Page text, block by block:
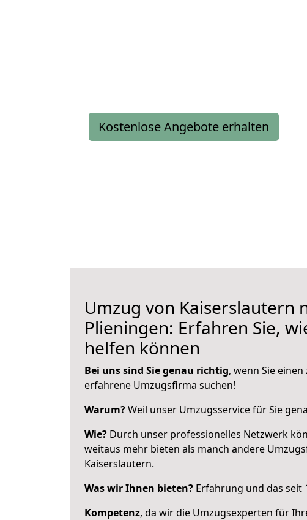
Kostenlose Angebote erhalten
Umzug von Kaiserslautern
Plieningen: Erfahren Sie,
helfen können
Bei uns sind Sie genau richtig, wenn Sie
erfahrene Umzugsfirma suchen!
Warum?Weil unser Umzugsservice für Sie
Wie? Durch unser professionelles Netzwerk
weitaus mehr bieten als manch andere
Kaiserslautern.
Was wir Ihnen bieten? Erfahrung und das seit
Kompetenz, da wir die Umzugsexperten für